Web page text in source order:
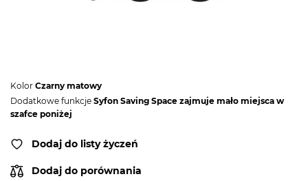
Kolor Czarny matowy
Dodatkowe funkcje Syfon Saving Space zajmuje mało miejsca w
szafce poniżej
Dodaj do listy życzeń
Dodaj do porównania